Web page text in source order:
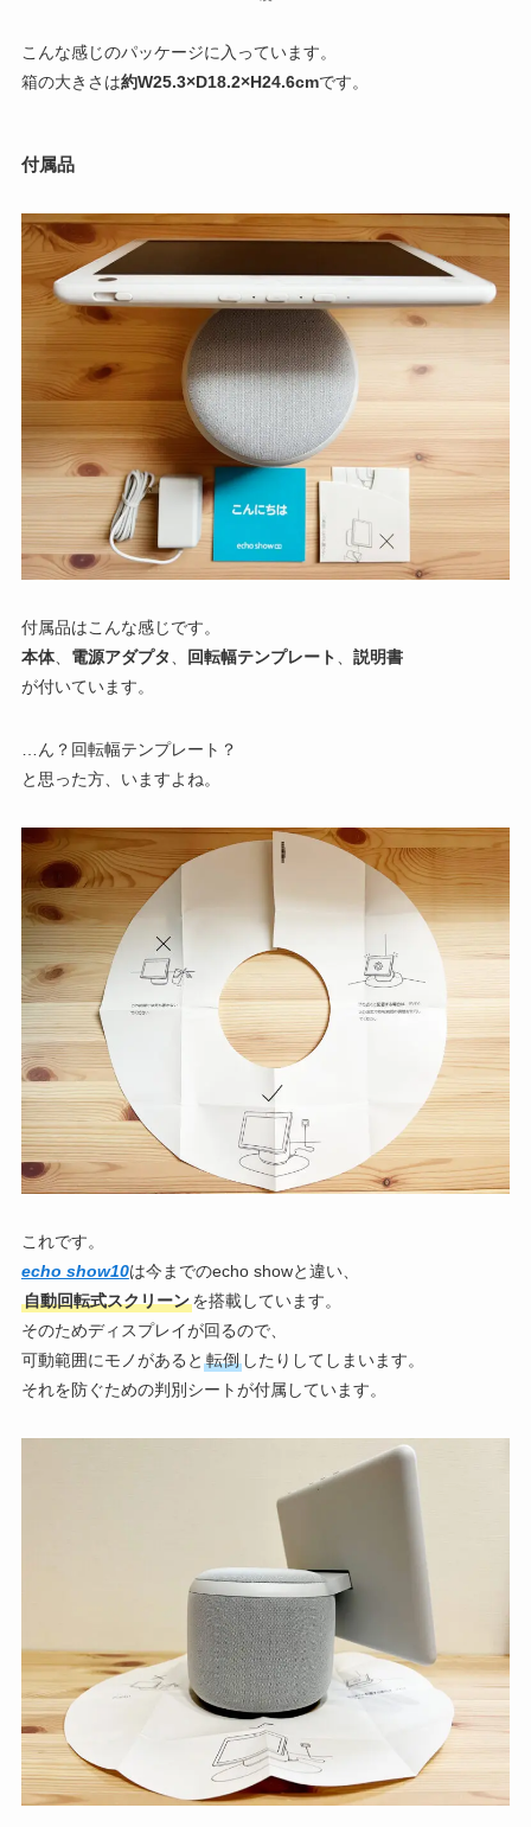
こんな感じのパッケージに入っています。
箱の大きさは約W25.3×D18.2×H24.6cmです。
付属品
付属品はこんな感じです。
本体、 電源アダプタ、 回転幅テンプレート、 説明書
が付いています。
…ん？回転幅テンプレート？
と思った方、いますよね。
これです。
echo show10は今までのecho showと違い、
自動回転式スクリーンを搭載しています。
そのためディスプレイが回るので、
可動範囲にモノがあると 転倒したりしてしまいます。
それを防ぐための判別シートが付属しています。